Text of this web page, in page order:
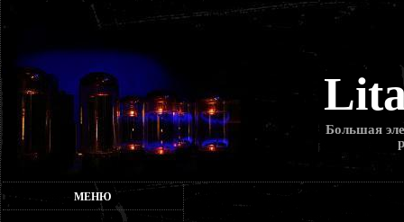
Большая
МЕНЮ